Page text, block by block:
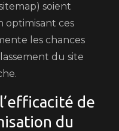
soient
optimisant ces
les chances
du site
de
du